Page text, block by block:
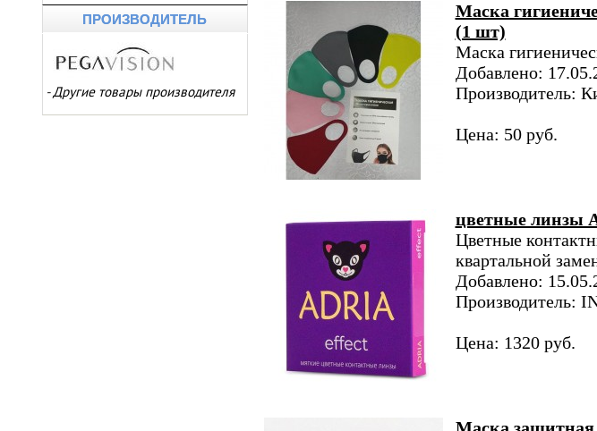
Маска
(1 шт)
Маска
Добавлено:
Производитель:
Цена: 50 руб.
цветные линзы
Цветные
квартальной
Добавлено:
Производитель:
Цена: 1320 руб.
ПРОИЗВОДИТЕЛЬ
-Другие товары производителя